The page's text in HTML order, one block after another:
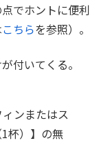
でホントに便利
こちらを参照）。
付いてくる。
ンまたはス
杯）】の無